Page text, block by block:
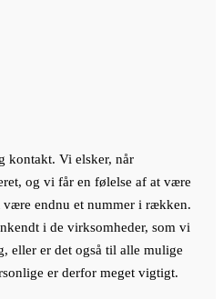
kontakt. Vi elsker, når
og vi får en følelse af at være
endnu et nummer i rækken.
i de virksomheder, som vi
eller er det også til alle mulige
er derfor meget vigtigt.